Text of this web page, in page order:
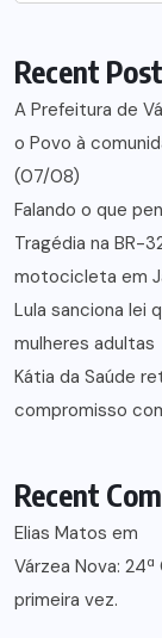
Recent
A Prefeitura de
o Povo à
(07/08)
Falando o que
Tragédia na BR-
motocicleta em
Lula sanciona lei
mulheres adultas
Kátia da Saúde
compromisso
Recent
Elias Matos em
Várzea Nova:
primeira vez.